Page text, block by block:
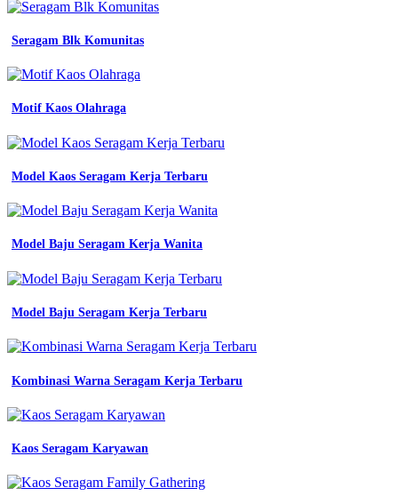
lengan
seragam
tactical
jual
spesial
baju
kemeja
tactical
lengan
panjang
kerja
pdh
taktikal
baju
Jersey
Futsal
Warna
pdh
pdl
pria
Seragam Blk Komunitas
Motif Kaos Olahraga
Model Kaos Seragam Kerja Terbaru
Model Baju Seragam Kerja Wanita
Model Baju Seragam Kerja Terbaru
Kombinasi Warna Seragam Kerja Terbaru
Kaos Seragam Karyawan